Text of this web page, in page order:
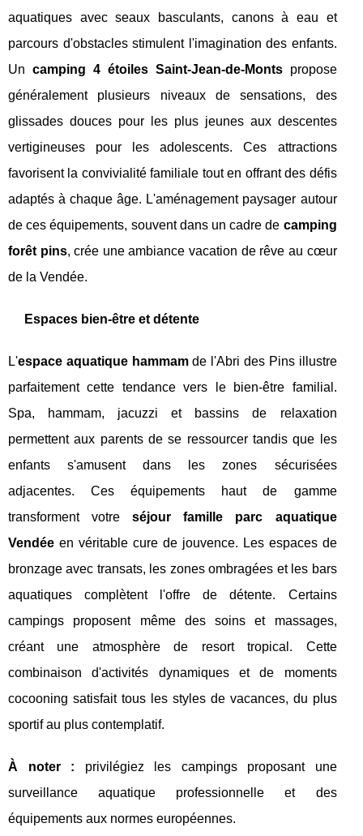
aquatiques avec seaux basculants, canons à eau et
parcours d'obstacles stimulent l'imagination des enfants.
Un camping 4 étoiles Saint-Jean-de-Montspropose
généralement plusieurs niveaux de sensations, des
glissades douces pour les plus jeunes aux descentes
vertigineuses pour les adolescents. Ces attractions
favorisent la convivialité familiale tout en offrant des défis
adaptés à chaque âge. L'aménagement paysager autour
de ces équipements, souvent dans un cadre de camping
forêt pins, crée une ambiance vacation de rêve au cœur
de la Vendée.
Espaces bien-être et détente
L'espace aquatique hammamde l'Abri des Pins illustre
parfaitement cette tendance vers le bien-être familial.
Spa, hammam, jacuzzi et bassins de relaxation
permettent aux parents de se ressourcer tandis que les
enfants s'amusent dans les zones sécurisées
adjacentes. Ces équipements haut de gamme
transforment votreséjour famille parc aquatique
Vendée en véritable cure de jouvence. Les espaces de
bronzage avec transats, les zones ombragées et les bars
aquatiques complètent l'offre de détente. Certains
campings proposent même des soins et massages,
créant une atmosphère de resort tropical. Cette
combinaison d'activités dynamiques et de moments
cocooning satisfait tous les styles de vacances, du plus
sportif au plus contemplatif.
À noter : privilégiez les campings proposant une
surveillance aquatique professionnelle et des
équipements aux normes européennes.